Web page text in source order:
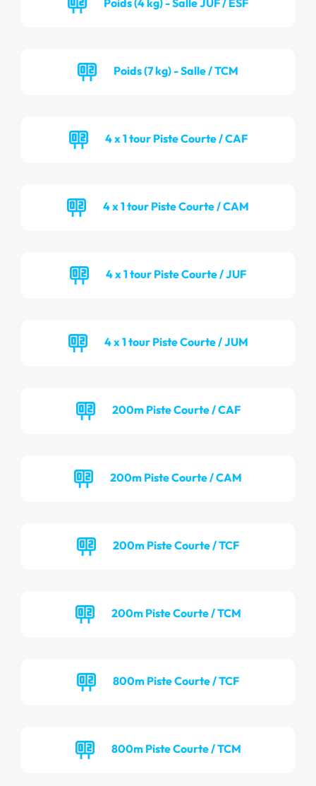
Poids (7 kg) - Salle / TCM
4 x 1 tour Piste Courte / CAF
4 x 1 tour Piste Courte / CAM
4 x 1 tour Piste Courte / JUF
4 x 1 tour Piste Courte / JUM
200m Piste Courte / CAF
200m Piste Courte / CAM
200m Piste Courte / TCF
200m Piste Courte / TCM
800m Piste Courte / TCF
800m Piste Courte / TCM